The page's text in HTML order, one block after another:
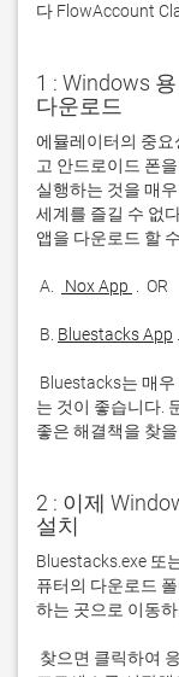
다 FlowAccount
1 : Windows
다운로드
에뮬레이터의 중요
고 안드로이드 폰
실행하는 것을 매
세계를 즐길 수 없
A. Nox App
B. Bluestacks App
는 것이 좋습니다.
좋은 해결책을 찾
2 : 이제
설치
Bluestacks.exe 또
퓨터의 다운로드